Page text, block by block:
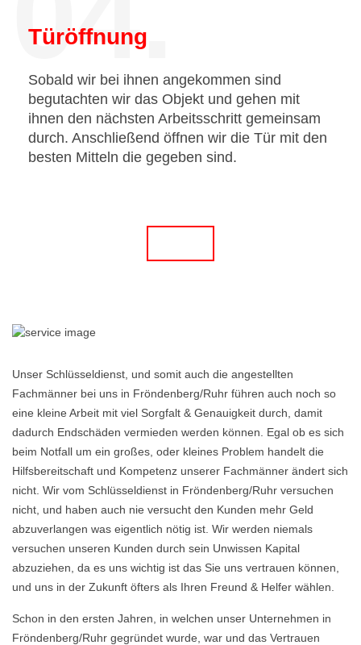
Türöffnung
Sobald wir bei ihnen angekommen sind
begutachten wir das Objekt und gehen mit
ihnen den nächsten Arbeitsschritt gemeinsam
durch. Anschließend öffnen wir die Tür mit den
besten Mitteln die gegeben sind.
Unser Schlüsseldienst, und somit auch die angestellten
Fachmänner bei uns in Fröndenberg/Ruhr führen auch noch so
eine kleine Arbeit mit viel Sorgfalt & Genauigkeit durch, damit
dadurch Endschäden vermieden werden können. Egal ob es sich
beim Notfall um ein großes, oder kleines Problem handelt die
Hilfsbereitschaft und Kompetenz unserer Fachmänner ändert sich
nicht. Wir vom Schlüsseldienst in Fröndenberg/Ruhr versuchen
nicht, und haben auch nie versucht den Kunden mehr Geld
abzuverlangen was eigentlich nötig ist. Wir werden niemals
versuchen unseren Kunden durch sein Unwissen Kapital
abzuziehen, da es uns wichtig ist das Sie uns vertrauen können,
und uns in der Zukunft öfters als Ihren Freund & Helfer wählen.
Schon in den ersten Jahren, in welchen unser Unternehmen in
Fröndenberg/Ruhr gegründet wurde, war und das Vertrauen